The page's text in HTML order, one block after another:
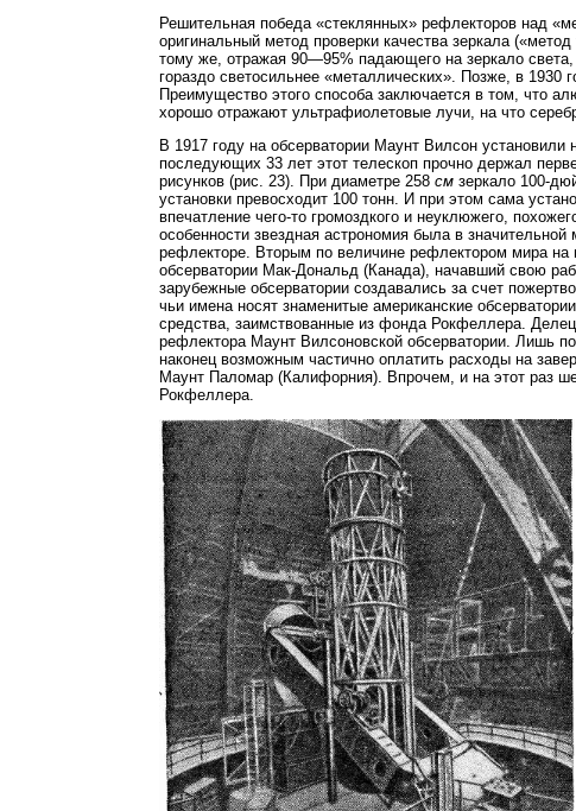
Решительная победа «стеклянных» рефлекторов над
оригинальный метод проверки качества зеркала
тому же, отражая 90—95% падающего на зеркало
гораздо светосильнее «металлических». Позже, в 1930
Преимущество этого способа заключается в том, что
хорошо отражают ультрафиолетовые лучи, на что
В 1917 году на обсерватории Маунт Вилсон
последующих 33 лет этот телескоп прочно держал
рисунков (рис. 23). При диаметре 258 см зеркало 100-
установки превосходит 100 тонн. И при этом сама
впечатление чего-то громоздкого и неуклюжего,
особенности звездная астрономия была в
рефлекторе. Вторым по величине рефлектором мира
обсерватории Мак-Дональд (Канада), начавший свою
зарубежные обсерватории создавались за счет
чьи имена носят знаменитые американские
средства, заимствованные из фонда Рокфеллера.
рефлектора Маунт Вилсоновской обсерватории. Лишь
наконец возможным частично оплатить расходы на
Маунт Паломар (Калифорния). Впрочем, и на этот раз
Рокфеллера.